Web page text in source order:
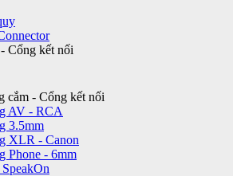
Cổng kết nối
cắm - Cổng kết nối
AV - RCA
3.5mm
XLR - Canon
Phone - 6mm